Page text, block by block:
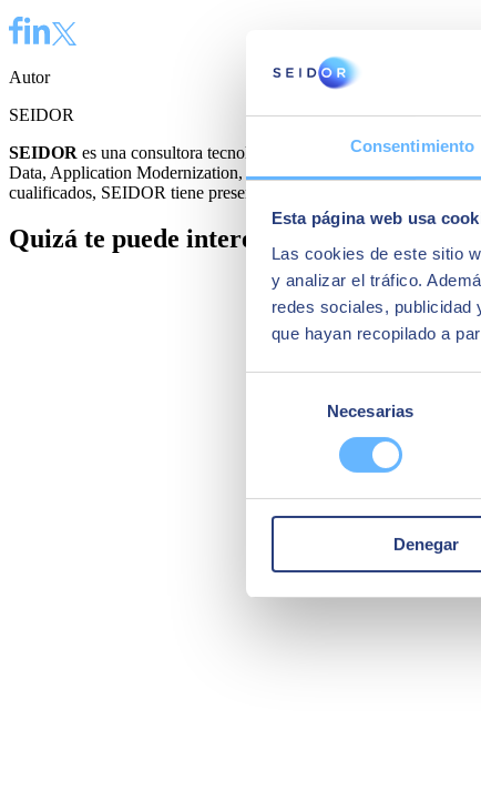
Consentimiento
Esta página web usa
Las cookies de este sitio
y analizar el tráfico.
redes sociales, publicidad
que hayan recopilado a
consentimiento
Necesarias
Denegar
Autor
SEIDOR
SEIDOR es una consultora tecnológica que ofrece un portafolio
Data, Application Modernization, Cloud, Conectividad y
cualificados, SEIDOR tiene presencia directa en 45 países de
Quizá te puede interesar